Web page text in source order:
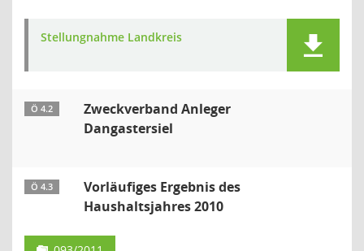
Stellungnahme Landkreis
Ö 4.2
Zweckverband Anleger
Dangastersiel
Ö 4.3
Vorläufiges Ergebnis des
Haushaltsjahres 2010